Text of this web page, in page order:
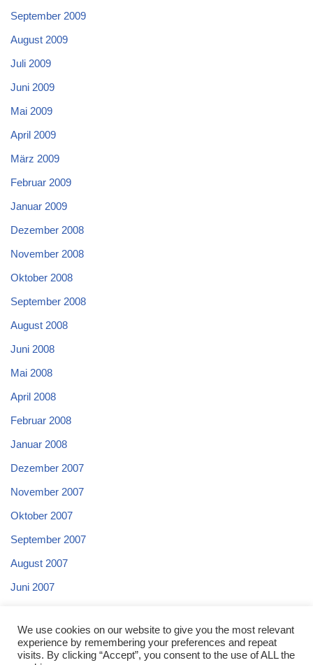
September 2009
August 2009
Juli 2009
Juni 2009
Mai 2009
April 2009
März 2009
Februar 2009
Januar 2009
Dezember 2008
November 2008
Oktober 2008
September 2008
August 2008
Juni 2008
Mai 2008
April 2008
Februar 2008
Januar 2008
Dezember 2007
November 2007
Oktober 2007
September 2007
August 2007
Juni 2007
April 2007
We use cookies on our website to give you the most relevant
experience by remembering your preferences and repeat
visits. By clicking “Accept”, you consent to the use of ALL the